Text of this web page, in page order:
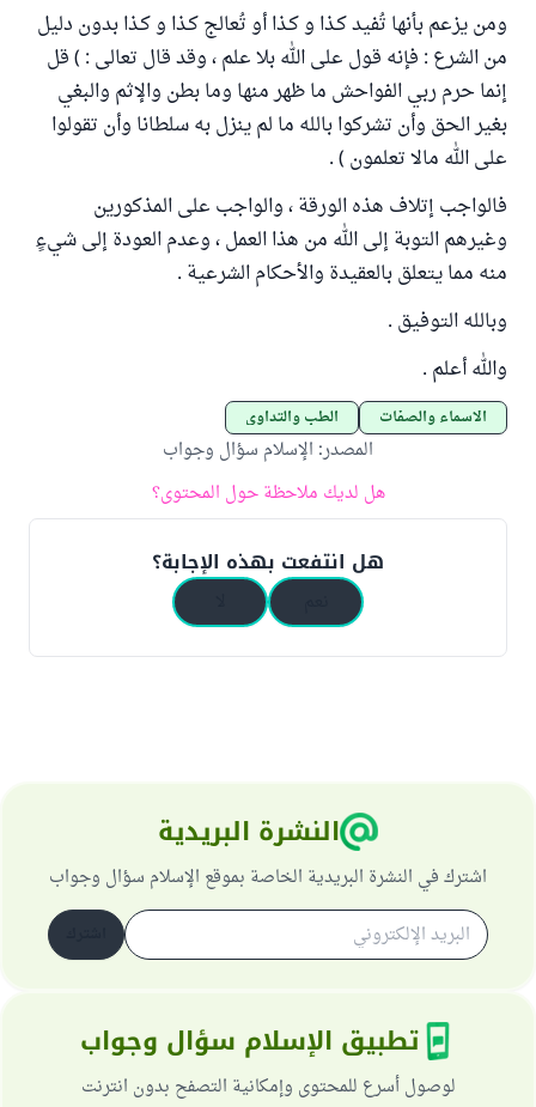
ومن يزعم بأنها تُفيد كـذا و كـذا أو تُعالج كـذا و كـذا بدون دليل
من الشرع : فإنه قول على الله بلا علم ، وقد قال تعالى : ) قل
إنما حرم ربي الفواحش ما ظهر منها وما بطن والإثم والبغي
بغير الحق وأن تشركوا بالله ما لم ينزل به سلطانا وأن تقولوا
على الله مالا تعلمون ) .
فالواجب إتلاف هذه الورقة ، والواجب على المذكورين
وغيرهم التوبة إلى الله من هذا العمل ، وعدم العودة إلى شيءٍ
منه مما يتعلق بالعقيدة والأحكام الشرعية .
وبالله التوفيق .
والله أعلم .
الأسماء والصفات الطب والتداوي
المصدر: الإسلام سؤال وجواب
هل لديك ملاحظة حول المحتوى؟
هل انتفعت بهذه الإجابة؟
النشرة البريدية
اشترك في النشرة البريدية الخاصة بموقع الإسلام سؤال وجواب
تطبيق الإسلام سؤال وجواب
لوصول أسرع للمحتوى وإمكانية التصفح بدون انترنت